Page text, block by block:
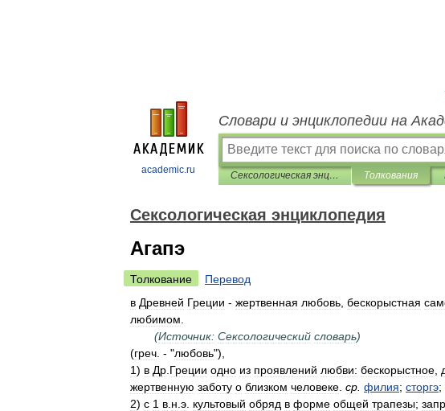
academic.ru
Словари и энциклопедии на
Сексологическая энциклопедия Толкования
Сексологическая энциклопедия
Агапэ
Толкование
Перевод
в Древней Греции - жертвенная любовь бескорыстная
любимом
(Источник: Сексологический словарь)
(греч . - "любовь"),
1) в Др Греции одно из проявлений любви: бескорыстное
жертвенную заботу о близком человеке ср филия; сторгэ;
2) с 1 в н э культовый обряд в форме общей трапезы;